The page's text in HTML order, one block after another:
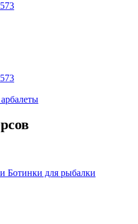
Ботинки для рыбалки